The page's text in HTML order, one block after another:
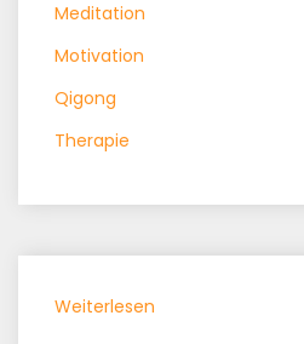
Meditation
Motivation
Qigong
Therapie
Weiterlesen